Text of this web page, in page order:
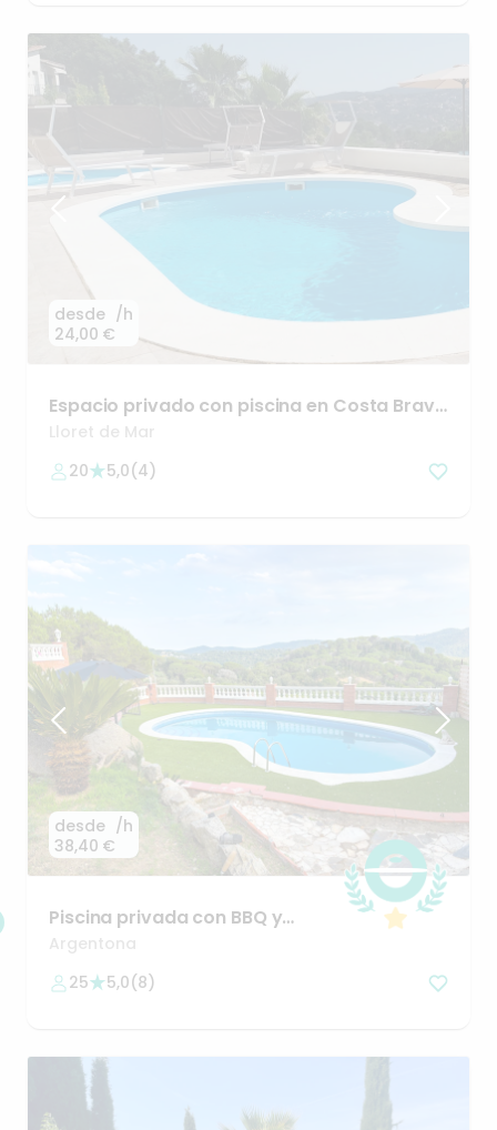
desde
24,00 €
/h
Espacio privado con piscina en Costa Brava
🌴
Lloret de Mar
20
5,0(4)
desde
38,40 €
/h
Piscina privada con BBQ y
terraza panorámica
Argentona
25
5,0(8)